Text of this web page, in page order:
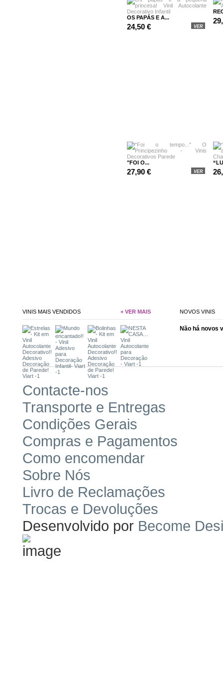
OS PAPÁS E A...
24,50 € VER
"FOI O...
27,90 € VER
VINIS MAIS VENDIDOS + VER MAIS NOVOS VINIS
Não há novos
Contacte-nos
Transporte e Entregas
Condições Gerais
Compras e Pagamentos
Como encomendar
Sobre Nós
Livro de Reclamações
Trocas e Devoluções
Desenvolvido por Become